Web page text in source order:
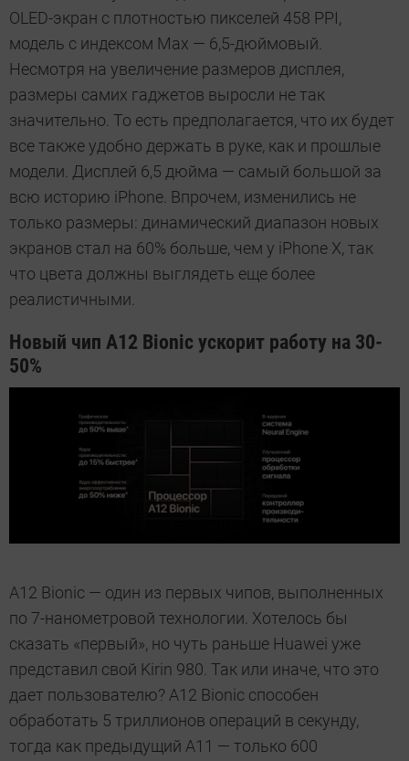
OLED-экран с плотностью пикселей 458 PPI,
модель с индексом Max — 6,5-дюймовый.
Несмотря на увеличение размеров дисплея,
размеры самих гаджетов выросли не так
значительно. То есть предполагается, что их будет
все также удобно держать в руке, как и прошлые
модели. Дисплей 6,5 дюйма — самый большой за
всю историю iPhone. Впрочем, изменились не
только размеры: динамический диапазон новых
экранов стал на 60% больше, чем у iPhone X, так
что цвета должны выглядеть еще более
реалистичными.
Новый чип A12 Bionic ускорит работу на 30-
50%
A12 Bionic — один из первых чипов, выполненных
по 7-нанометровой технологии. Хотелось бы
сказать «первый», но чуть раньше Huawei уже
представил свой Kirin 980. Так или иначе, что это
дает пользователю? A12 Bionic способен
обработать 5 триллионов операций в секунду,
тогда как предыдущий А11 — только 600